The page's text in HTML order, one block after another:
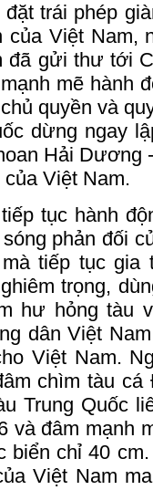
trái phép
Việt Nam,
đã gửi thư tới
mẽ hành
quyền và
dừng ngay
Hải Dương
Việt Nam.
tục hành
phản đối
tiếp tục gia
trọng,
hư hỏng tàu
dân Việt
Việt Nam.
chìm tàu
Trung Quốc
và đâm mạnh
chỉ 40
Việt Nam